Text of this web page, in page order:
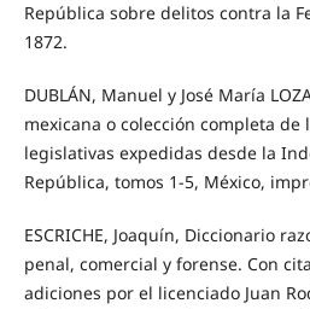
República sobre delitos contra la
1872.
DUBLÁN, Manuel y José María
mexicana o colección completa de
legislativas expedidas desde la
República, tomos 1-5, México,
ESCRICHE, Joaquín, Diccionario
penal, comercial y forense. Con
adiciones por el licenciado Juan